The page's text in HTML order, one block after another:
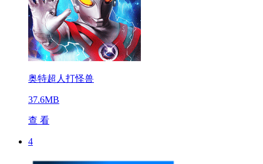
奥特超人打怪兽
37.6MB
查 看
4